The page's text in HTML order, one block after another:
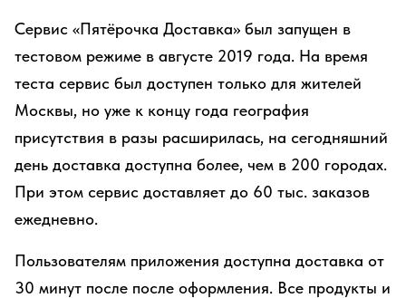
Сервис «Пятёрочка Доставка» был запущен в
тестовом режиме в августе 2019 года. На время
теста сервис был доступен только для жителей
Москвы, но уже к концу года география
присутствия в разы расширилась, на сегодняшний
день доставка доступна более, чем в 200 городах.
При этом сервис доставляет до 60 тыс. заказов
ежедневно.
Пользователям приложения доступна доставка от
30 минут после после оформления. Все продукты и